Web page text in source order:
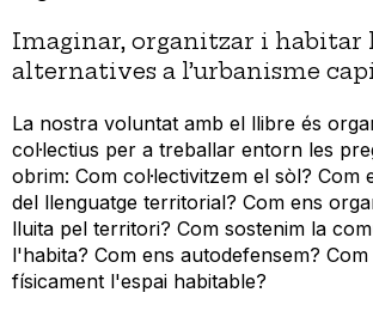
Imaginar, organitzar i habitar
alternatives a l’urbanisme
La nostra voluntat amb el llibre és
col·lectius per a treballar entorn les
obrim: Com col·lectivitzem el sòl? Com
del llenguatge territorial? Com ens
lluita pel territori? Com sostenim la
l'habita? Com ens autodefensem?
físicament l'espai habitable?